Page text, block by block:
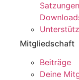
Mitgliedschaft
Beiträge
Deine